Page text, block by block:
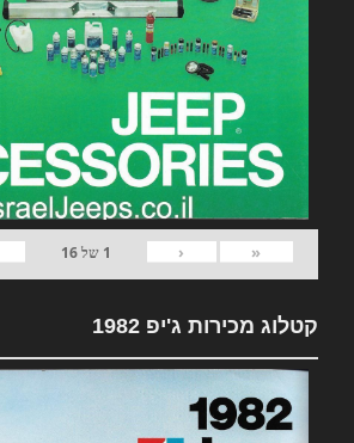
«
‹
1 של16
קטלוג מכירות ג'יפ 1982